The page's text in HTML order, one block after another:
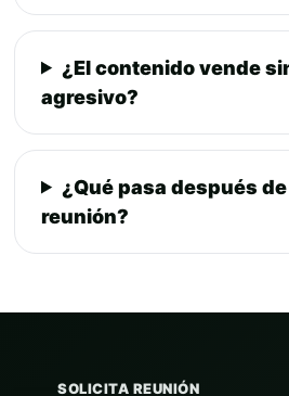
¿El contenido vende
agresivo?
¿Qué pasa después
reunión?
SOLICITA REUNIÓN